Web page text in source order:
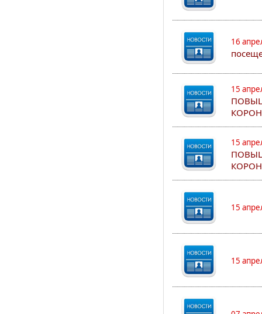
16
15
15
15
15